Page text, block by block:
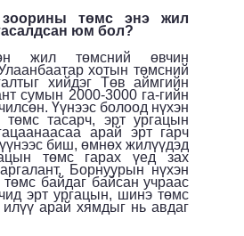
зоорины төмс энэ жил
юм бол?
жил төмсний өвчин
хотын төмсний
хийдэг Төв аймгийн
сумын 2000-3000 га-гийн
Үүнээс болоод нүхэн
төмс тасарч, эрт ургацын
арай эрт гарч
биш, өмнөх жилүүдэд
төмс гарах үед зах
Борнуурын нүхэн
байдаг байсан учраас
эрт ургацын, шинэ төмс
илүү арай хямдыг нь авдаг